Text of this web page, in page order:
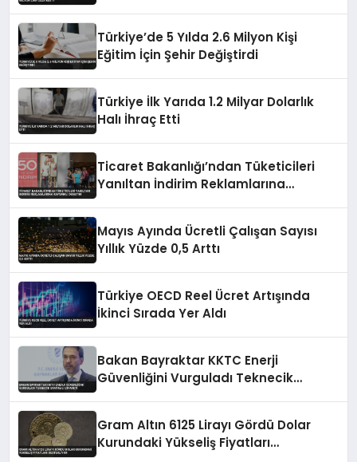
Türkiye’de 5 Yılda 2.6 Milyon Kişi
Eğitim İçin Şehir Değiştirdi
Türkiye İlk Yarıda 1.2 Milyar Dolarlık
Halı İhraç Etti
Ticaret Bakanlığı’ndan Tüketicileri
Yanıltan İndirim Reklamlarına
Mayıs Ayında Ücretli Çalışan Sayısı
Yıllık Yüzde 0,5 Arttı
Türkiye OECD Reel Ücret Artışında
İkinci Sırada Yer Aldı
Bakan Bayraktar KKTC Enerji
Güvenliğini Vurguladı Teknecik
Gram Altın 6125 Lirayı Gördü Dolar
Kurundaki Yükseliş Fiyatları